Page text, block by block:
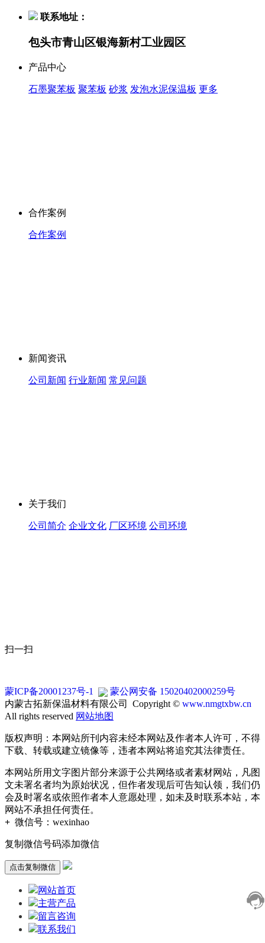
联系地址：
包头市青山区银海新村工业园区
产品中心
石墨聚苯板 聚苯板 砂浆 发泡水泥保温板 更多
合作案例
合作案例
新闻资讯
公司新闻 行业新闻 常见问题
关于我们
公司简介 企业文化 厂区环境 公司环境
扫一扫
蒙ICP备20001237号-1
蒙公网安备 15020402000259号
内蒙古拓新保温材料有限公司 Copyright © www.nmgtxbw.cn
All rights reserved 网站地图
版权声明：本网站所刊内容未经本网站及作者本人许可，不得
下载、转载或建立镜像等，违者本网站将追究其法律责任。
本网站所用文字图片部分来源于公共网络或者素材网站，凡图
文未署名者均为原始状况，但作者发现后可告知认领，我们仍
会及时署名或依照作者本人意愿处理，如未及时联系本站，本
网站不承担任何责任。
+ 微信号： wexinhao
复制微信号码添加微信
点击复制微信
网站首页
主营产品
留言咨询
联系我们